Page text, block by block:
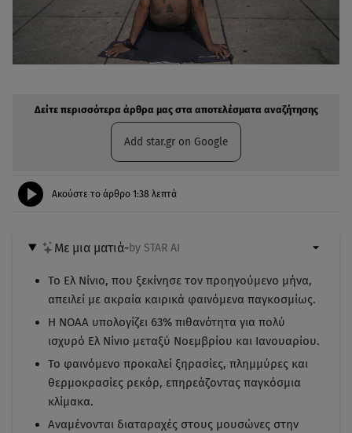
Δείτε περισσότερα άρθρα μας στα αποτελέσματα αναζήτησης
Add star.gr on Google
Ακούστε το άρθρο 1:38 λεπτά
Με μια ματιά-by STAR AI
Το Ελ Νίνιο, που ξεκίνησε τον προηγούμενο μήνα,
απειλεί με ακραία καιρικά φαινόμενα παγκοσμίως.
Η NOAA υπολογίζει 63% πιθανότητα για πολύ
ισχυρό Ελ Νίνιο μεταξύ Νοεμβρίου και Ιανουαρίου.
Το φαινόμενο προκαλεί ξηρασίες, πλημμύρες και
θερμοκρασίες ρεκόρ, επηρεάζοντας παγκόσμια
κλίμακα.
Αναμένονται διαταραχές στους μουσώνες στην